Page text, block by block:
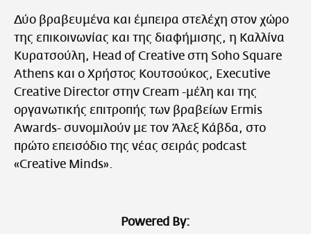
Δύο βραβευμένα και έμπειρα στελέχη στον χώρο
της επικοινωνίας και της διαφήμισης, η Καλλίνα
Κυρατσούλη, Head of Creative στη Soho Square
Athens και ο Χρήστος Κουτσούκος, Executive
Creative Director στην Cream -μέλη και της
οργανωτικής επιτροπής των βραβείων Ermis
Awards- συνομιλούν με τον Άλεξ Κάβδα, στο
πρώτο επεισόδιο της νέας σειράς podcast
«Creative Minds».
Powered By: